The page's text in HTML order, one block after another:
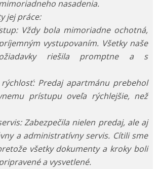
nasadenia.
jej práce:
Vždy bola mimoriadne ochotná,
vystupovaním. Všetky naše
riešila promptne a s
Predaj apartmánu prebehol
prístupu oveľa rýchlejšie, než
Zabezpečila nielen predaj, ale aj
a administratívny servis. Cítili sme
všetky dokumenty a kroky boli
a vysvetlené.